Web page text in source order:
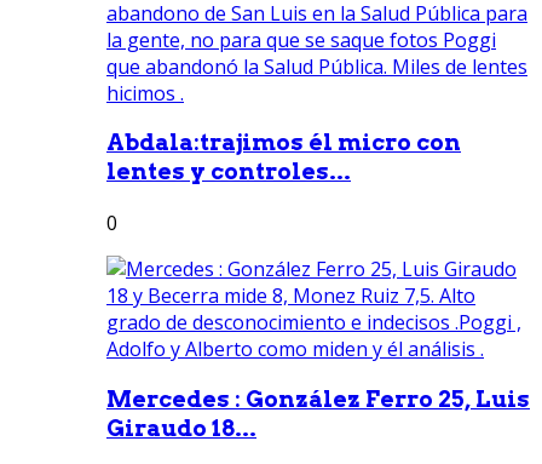
Abdala:trajimos él micro con
lentes y controles...
0
Mercedes : González Ferro 25, Luis
Giraudo 18...